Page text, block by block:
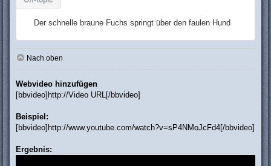
Der schnelle braune Fuchs springt über den faulen Hund
Nach oben
Webvideo hinzufügen
[bbvideo]http://Video URL[/bbvideo]
Beispiel:
[bbvideo]http://www.youtube.com/watch?v=sP4NMoJcFd4[/bbvideo]
Ergebnis: